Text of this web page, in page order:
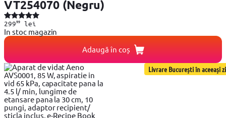
VT254070 (Negru)
29999lei
In stoc magazin
Adaugă în coș
Livrare București în aceeași zi